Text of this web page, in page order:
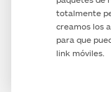
totalmente
creamos los
para que
link móviles.